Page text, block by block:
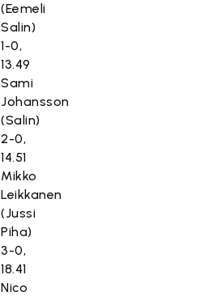
(Eemeli
Salin)
1-0,
13.49
Sami
Johansson
(Salin)
2-0,
14.51
Mikko
Leikkanen
(Jussi
Piha)
3-0,
18.41
Nico